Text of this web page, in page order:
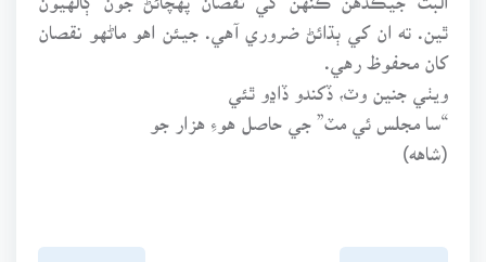
ٿين. ته ان کي ٻڌائڻ ضروري آهي. جيئن اهو ماڻهو نقصان
کان محفوظ رهي.
ويٺي جنين وٽ، ڏکندو ڏاڍو ٿئي
“سا مجلس ئي مٽ” جي حاصل هوءِ هزار جو
(شاهه)